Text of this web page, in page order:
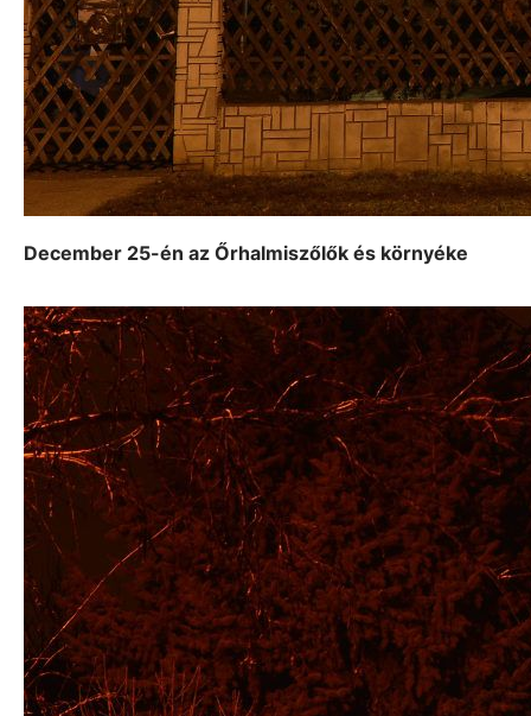
December 25-én az Őrhalmiszőlők és környéke